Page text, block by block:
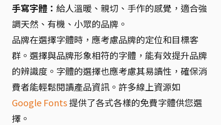
手寫字體： 給人溫暖、親切、手作的感覺，適合強
調天然、有機、小眾的品牌。
品牌在選擇字體時，應考慮品牌的定位和目標客
群。選擇與品牌形象相符的字體，能有效提升品牌
的辨識度。字體的選擇也應考慮其易讀性，確保消
費者能輕鬆閱讀產品資訊。許多線上資源如
Google Fonts提供了各式各樣的免費字體供您選
擇。